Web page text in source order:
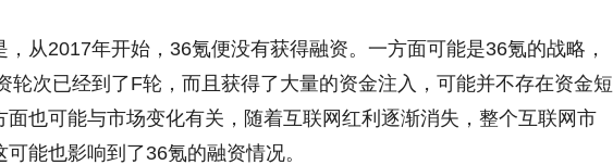
从2017年开始，36氪便没有获得融资。一方面可能是36氪的战略，
轮次已经到了F轮，而且获得了大量的资金注入，可能并不存在资金短
面也可能与市场变化有关，随着互联网红利逐渐消失，整个互联网市
能也影响到了36氪的融资情况。